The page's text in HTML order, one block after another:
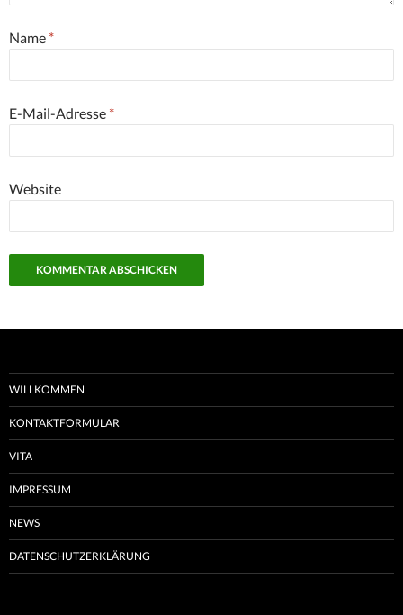
Name *
E-Mail-Adresse *
Website
WILLKOMMEN
KONTAKTFORMULAR
VITA
IMPRESSUM
NEWS
DATENSCHUTZERKLÄRUNG